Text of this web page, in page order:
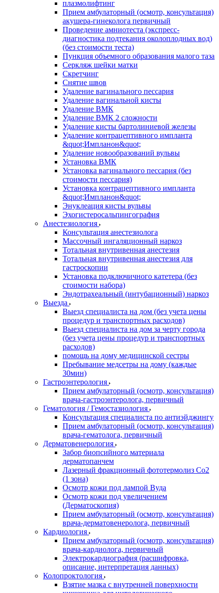
плазмолифтинг
Прием амбулаторный (осмотр, консультация)
акушера-гинеколога первичный
Проведение амниотеста (экспресс-
диагностика подтекания околоплодных вод)
(без стоимости теста)
Пункция объемного образования малого таза
Серкляж шейки матки
Скретчинг
Снятие швов
Удаление вагинального пессария
Удаление вагинальной кисты
Удаление ВМК
Удаление ВМК 2 сложности
Удаление кисты бартолиниевой железы
Удаление контрацептивного импланта
&quot;Импланон&quot;
Удаление новообразований вульвы
Установка ВМК
Установка вагинального пессария (без
стоимости пессария)
Установка контрацептивного импланта
&quot;Импланон&quot;
Энуклеация кисты вульвы
Эхогистеросальпингография
Анестезиология
Консультация анестезиолога
Массочный ингаляционный наркоз
Тотальная внутривенная анестезия
Тотальная внутривенная анестезия для
гастроскопии
Установка подключичного катетера (без
стоимости набора)
Эндотрахеальный (интубационный) наркоз
Выезда
Выезд специалиста на дом (без учета цены
процедур и транспортных расходов)
Выезд специалиста на дом за черту города
(без учета цены процедур и транспортных
расходов)
помощь на дому медицинской сестры
Пребывание медсетры на дому (каждые
30мин)
Гастроэнтерология
Прием амбулаторный (осмотр, консультация)
врача-гастроэнтеролога, первичный
Гематология / Гемостазиология
Консультация специалиста по антиэйджингу
Прием амбулаторный (осмотр, консультация)
врача-гематолога, первичный
Дерматовенерология
Забор биопсийного материала
дерматопанчем
Лазерный фракционный фототермолиз Со2
(1 зона)
Осмотр кожи под лампой Вуда
Осмотр кожи под увеличением
(Дерматоскопия)
Прием амбулаторный (осмотр, консультация)
врача-дерматовенеролога, первичный
Кардиология
Прием амбулаторный (осмотр, консультация)
врача-кардиолога, первичный
Электрокардиография (расшифровка,
описание, интерпретация данных)
Колопроктология
Взятие мазка с внутренней поверхности